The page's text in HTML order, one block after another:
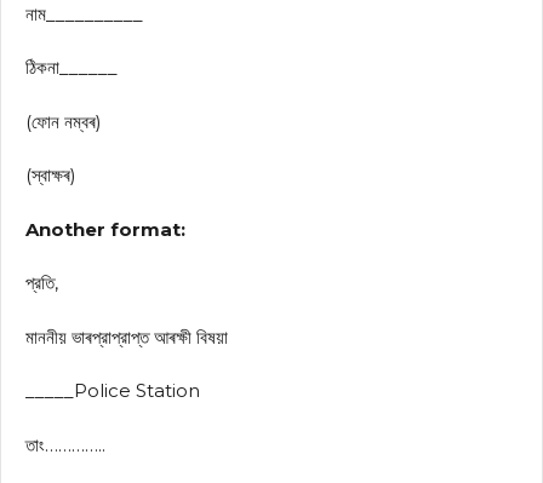
নাম__________
ঠিকনা______
(ফোন নম্বৰ)
(স্বাক্ষৰ)
Another format:
প্রতি,
মাননীয় ভাৰপ্রাপ্রাপ্ত আৰক্ষী বিষয়া
_____Police Station
তাং…………..